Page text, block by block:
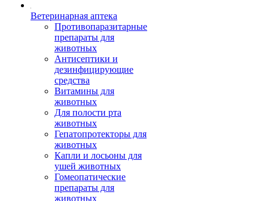
Ветеринарная аптека
Противопаразитарные
препараты для
животных
Антисептики и
дезинфицирующие
средства
Витамины для
животных
Для полости рта
животных
Гепатопротекторы для
животных
Капли и лосьоны для
ушей животных
Гомеопатические
препараты для
животных